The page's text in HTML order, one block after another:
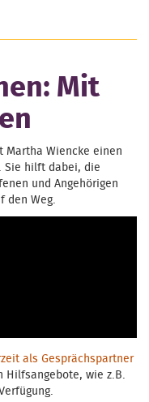
Mit
Martha Wiencke einen
Sie hilft dabei, die
und Angehörigen
den Weg.
als Gesprächspartner
Hilfsangebote, wie z.B.